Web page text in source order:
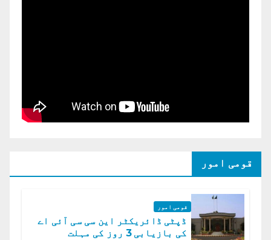
قومی امور
قومی امور
ڈپٹی ڈائریکٹر این سی سی آئی اے
کی بازیابی 3 روز کی مہلت